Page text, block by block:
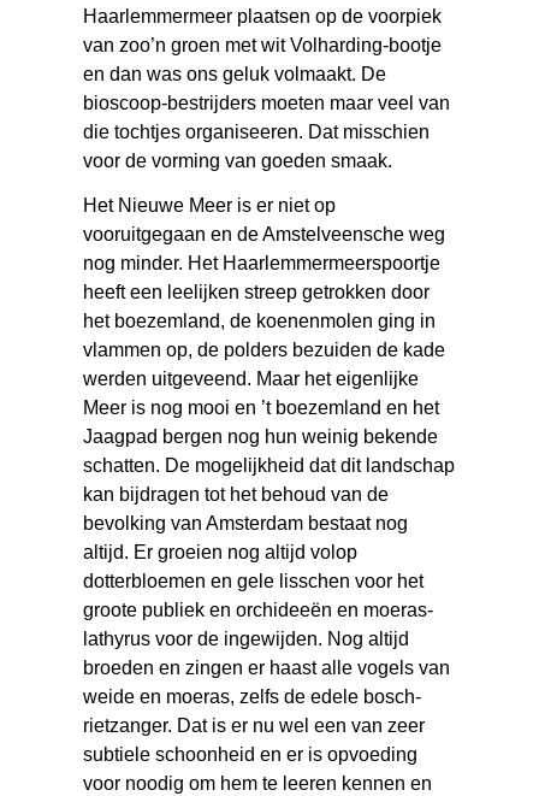
Haarlemmermeer plaatsen op de voorpiek
van zoo’n groen met wit Volharding-bootje
en dan was ons geluk volmaakt. De
bioscoop-bestrijders moeten maar veel van
die tochtjes organiseeren. Dat misschien
voor de vorming van goeden smaak.
Het Nieuwe Meer is er niet op
vooruitgegaan en de Amstelveensche weg
nog minder. Het Haarlemmermeerspoortje
heeft een leelijken streep getrokken door
het boezemland, de koenenmolen ging in
vlammen op, de polders bezuiden de kade
werden uitgeveend. Maar het eigenlijke
Meer is nog mooi en ’t boezemland en het
Jaagpad bergen nog hun weinig bekende
schatten. De mogelijkheid dat dit landschap
kan bijdragen tot het behoud van de
bevolking van Amsterdam bestaat nog
altijd. Er groeien nog altijd volop
dotterbloemen en gele lisschen voor het
groote publiek en orchideeën en moeras-
lathyrus voor de ingewijden. Nog altijd
broeden en zingen er haast alle vogels van
weide en moeras, zelfs de edele bosch-
rietzanger. Dat is er nu wel een van zeer
subtiele schoonheid en er is opvoeding
voor noodig om hem te leeren kennen en